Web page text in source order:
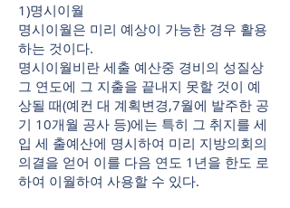
1)명시이월
명시이월은 미리 예상이 가능한 경우 활용
하는 것이다.
명시이월비란 세출 예산중 경비의 성질상
그 연도에 그 지출을 끝내지 못할 것이 예
상될 때(예컨 대 계획변경,7월에 발주한 공
기 10개월 공사 등)에는 특히 그 취지를 세
입 세 출예산에 명시하여 미리 지방의회의
의결을 얻어 이를 다음 연도 1년을 한도 로
하여 이월하여 사용할 수 있다.